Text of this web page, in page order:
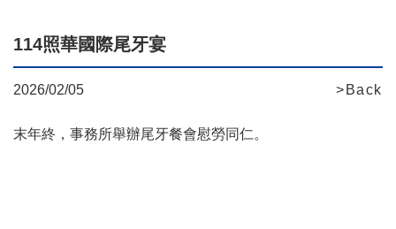
114照華國際尾牙宴
2026/02/05 >Back
末年終，事務所舉辦尾牙餐會慰勞同仁。